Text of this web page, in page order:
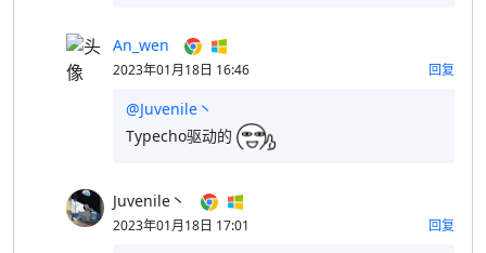
An_wen
2023年01月18日 16:46 回复
@Juvenile丶
Typecho驱动的
Juvenile丶
2023年01月18日 17:01 回复